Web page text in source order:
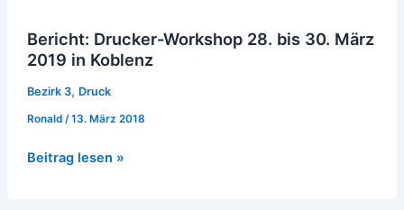
Bericht: Drucker-Workshop 28. bis 30. März
2019 in Koblenz
Bezirk 3, Druck
Ronald /13. März 2018
Beitrag lesen »